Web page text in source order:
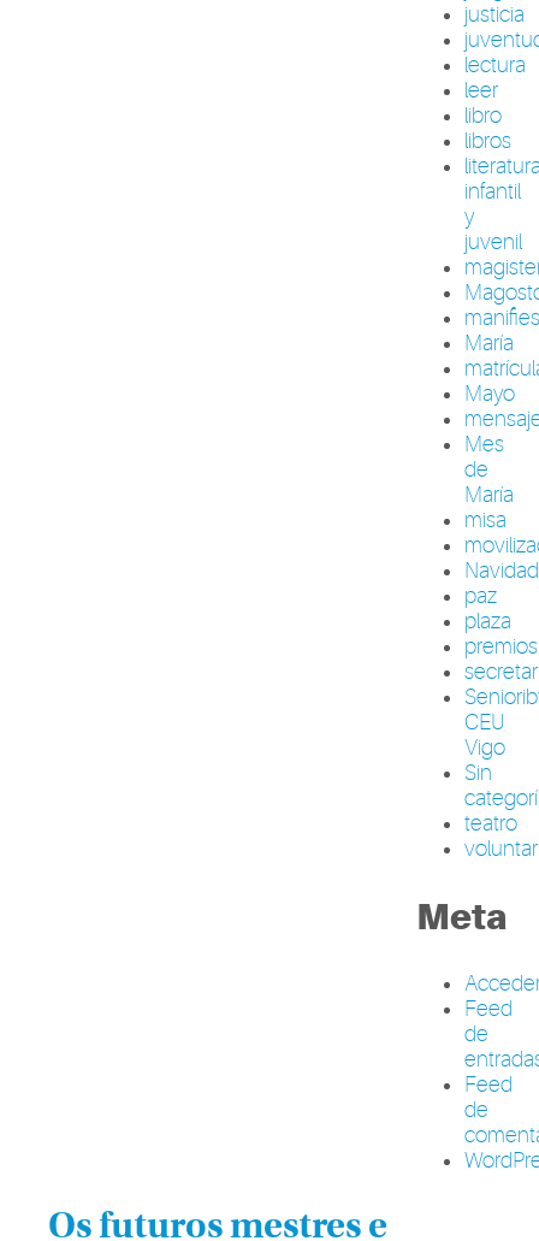
justicia
lectura
leer
libro
libros
infantil
y
juvenil
María
Mayo
Mes
de
María
misa
Navidad
paz
plaza
premios
CEU
Vigo
Sin
teatro
Meta
Feed
de
Feed
de
Os futuros mestres e